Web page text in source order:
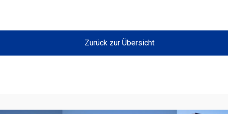
Zurück zur Übersicht